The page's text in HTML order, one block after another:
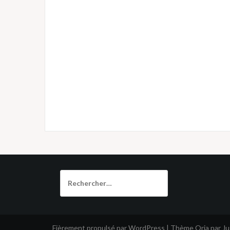
Fièrement propulsé par WordPress | Thème Oria par